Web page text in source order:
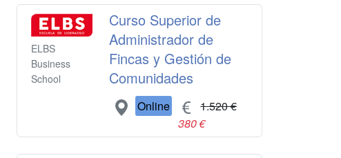
ELBS
Business
School
Curso Superior de
Administrador de
Fincas y Gestión de
Comunidades
Online
1.520 €
380 €